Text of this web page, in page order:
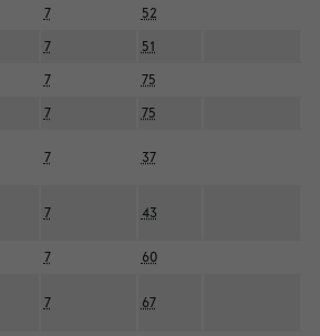
7
52
7
51
7
75
7 75
7 37
7 43
7 60
7 67